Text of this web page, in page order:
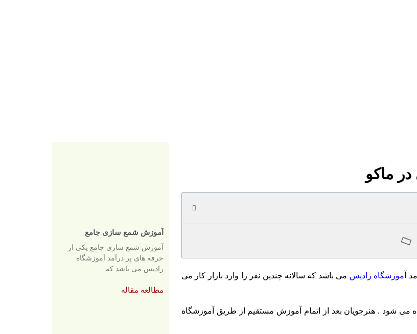
ماکو
موزشگاه رادیس می باشد که سالانه چندین نفر را وارد بازار کار می
شود . هنرجویان بعد از اتمام آموزش مستقیم از طریق آموزشگاه
آموزش شمع سازی جامع
آموزش شمع سازی جامع یکی از
حرفه های پر درآمد آموزشگاه
رادیس می باشد که
مطالعه مقاله